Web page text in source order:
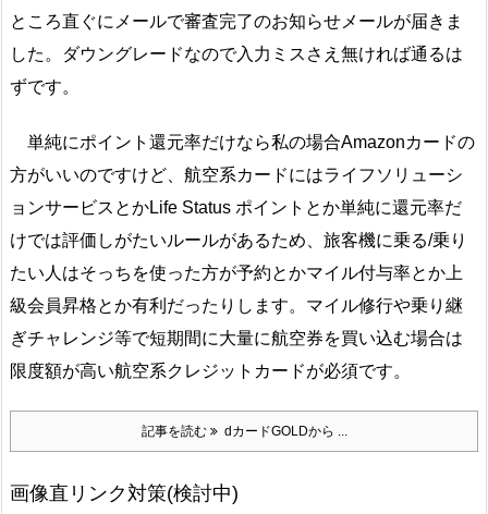
ところ直ぐにメールで審査完了のお知らせメールが届きま
した。ダウングレードなので入力ミスさえ無ければ通るは
ずです。
単純にポイント還元率だけなら私の場合Amazonカードの
方がいいのですけど、航空系カードにはライフソリューシ
ョンサービスとかLife Status ポイントとか単純に還元率だ
けでは評価しがたいルールがあるため、旅客機に乗る/乗り
たい人はそっちを使った方が予約とかマイル付与率とか上
級会員昇格とか有利だったりします。マイル修行や乗り継
ぎチャレンジ等で短期間に大量に航空券を買い込む場合は
限度額が高い航空系クレジットカードが必須です。
記事を読む dカードGOLDから ...
画像直リンク対策(検討中)